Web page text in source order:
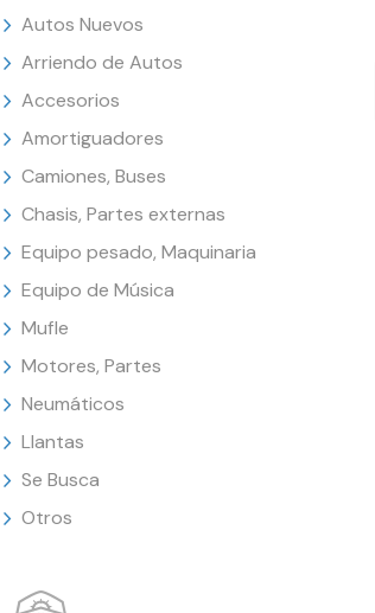
Autos Nuevos
Arriendo de Autos
Accesorios
Amortiguadores
Camiones, Buses
Chasis, Partes externas
Equipo pesado, Maquinaria
Equipo de Música
Mufle
Motores, Partes
Neumáticos
Llantas
Se Busca
Otros